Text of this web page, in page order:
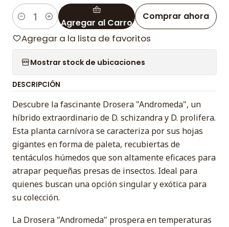
Cantidad Agregar al Carro
Comprar ahora
Agregar a la lista de favoritos
Mostrar stock de ubicaciones
DESCRIPCIÓN
Descubre la fascinante Drosera "Andromeda", un
híbrido extraordinario de D. schizandra y D. prolifera.
Esta planta carnívora se caracteriza por sus hojas
gigantes en forma de paleta, recubiertas de
tentáculos húmedos que son altamente eficaces para
atrapar pequeñas presas de insectos. Ideal para
quienes buscan una opción singular y exótica para
su colección.
La Drosera "Andromeda" prospera en temperaturas